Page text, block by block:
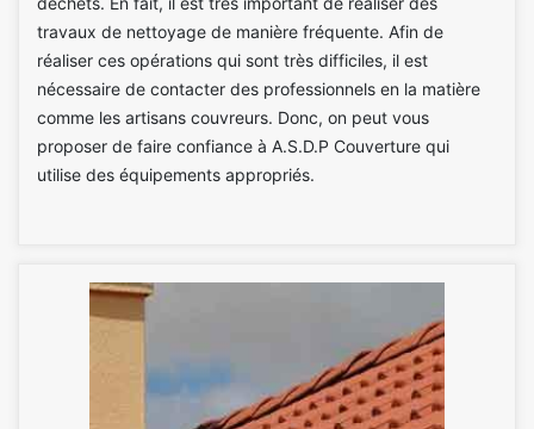
travaux de nettoyage de manière fréquente. Afin de
réaliser ces opérations qui sont très difficiles, il est
nécessaire de contacter des professionnels en la matière
comme les artisans couvreurs. Donc, on peut vous
proposer de faire confiance à A.S.D.P Couverture qui
utilise des équipements appropriés.